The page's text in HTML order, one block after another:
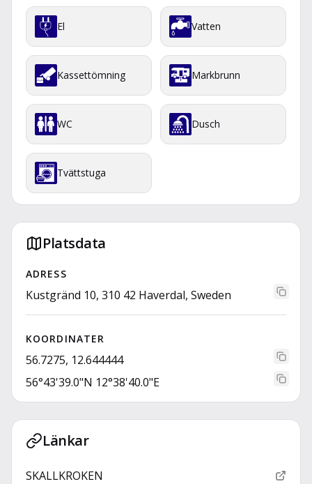
El Vatten
Kassettömning Markbrunn
WC Dusch
Tvättstuga
Platsdata
ADRESS
Kustgränd 10, 310 42 Haverdal, Sweden
KOORDINATER
56.7275, 12.644444
56°43'39.0"N 12°38'40.0"E
Länkar
SKALLKROKEN